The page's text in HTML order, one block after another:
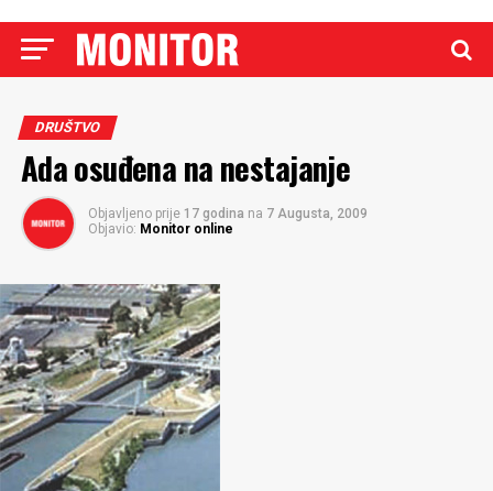
DRUŠTVO
Ada osuđena na nestajanje
Objavljeno prije 17 godina na 7 Augusta, 2009
Objavio: Monitor online